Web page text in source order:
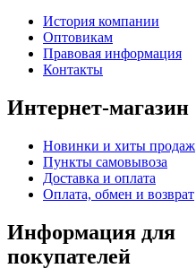
История компании
Оптовикам
Правовая информация
Контакты
Интернет-магазин
Новинки и хиты продаж
Пункты самовывоза
Доставка и оплата
Оплата, обмен и возврат
Информация для
покупателей